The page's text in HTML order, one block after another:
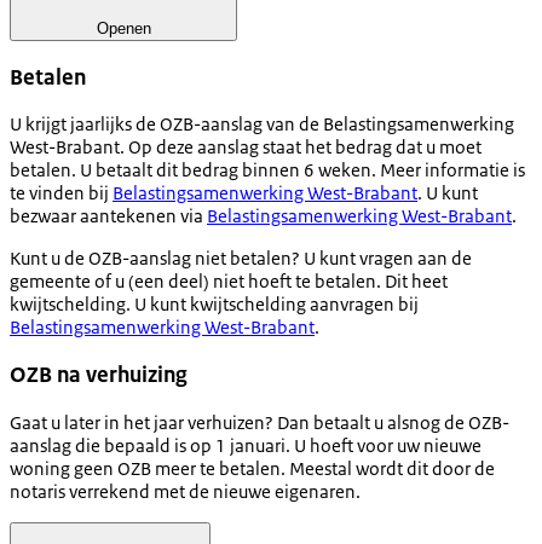
Openen
Betalen
U krijgt jaarlijks de OZB-aanslag van de Belastingsamenwerking
West-Brabant. Op deze aanslag staat het bedrag dat u moet
betalen. U betaalt dit bedrag binnen 6 weken. Meer informatie is
te vinden bij Belastingsamenwerking West-Brabant. U kunt
bezwaar aantekenen via Belastingsamenwerking West-Brabant.
Kunt u de OZB-aanslag niet betalen? U kunt vragen aan de
gemeente of u (een deel) niet hoeft te betalen. Dit heet
kwijtschelding. U kunt kwijtschelding aanvragen bij
Belastingsamenwerking West-Brabant.
OZB na verhuizing
Gaat u later in het jaar verhuizen? Dan betaalt u alsnog de OZB-
aanslag die bepaald is op 1 januari. U hoeft voor uw nieuwe
woning geen OZB meer te betalen. Meestal wordt dit door de
notaris verrekend met de nieuwe eigenaren.